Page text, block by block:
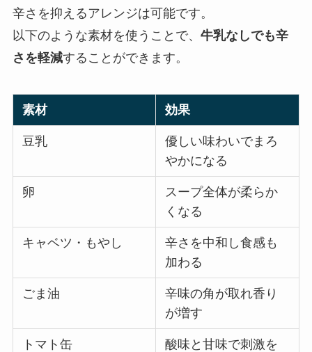
辛さを抑えるアレンジは可能です。
以下のような素材を使うことで、 牛乳なしでも辛
さを軽減することができます。
素材 効果
豆乳
優しい味わいでまろ
やかになる
卵
スープ全体が柔らか
くなる
キャベツ・もやし
辛さを中和し食感も
加わる
ごま油
辛味の角が取れ香り
が増す
トマト缶
酸味と甘味で刺激を